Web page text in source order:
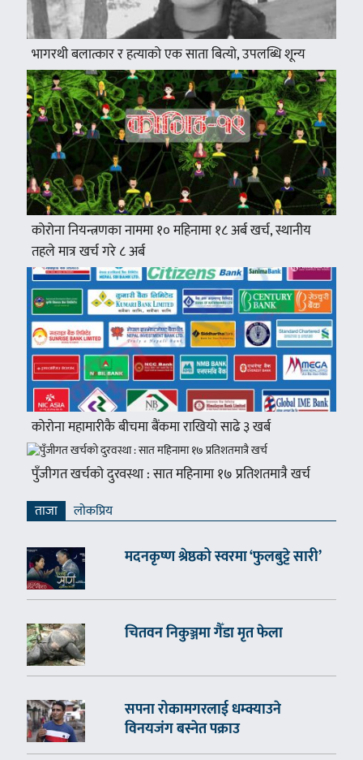
भागरथी बलात्कार र हत्याको एक साता बित्यो, उपलब्धि शून्य
कोरोना नियन्त्रणका नाममा १० महिनामा १८ अर्ब खर्च, स्थानीय
तहले मात्र खर्च गरे ८ अर्ब
कोरोना महामारीकै बीचमा बैंकमा राखियो साढे ३ खर्ब
पुँजीगत खर्चको दुरवस्था : सात महिनामा १७ प्रतिशतमात्रै खर्च
ताजा लाेकप्रिय
मदनकृष्ण श्रेष्ठको स्वरमा ‘फुलबुट्टे सारी’
चितवन निकुञ्जमा गैँडा मृत फेला
सपना रोकामगरलाई धम्क्याउने
विनयजंग बस्नेत पक्राउ